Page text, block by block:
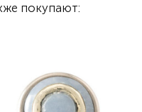
покупают: